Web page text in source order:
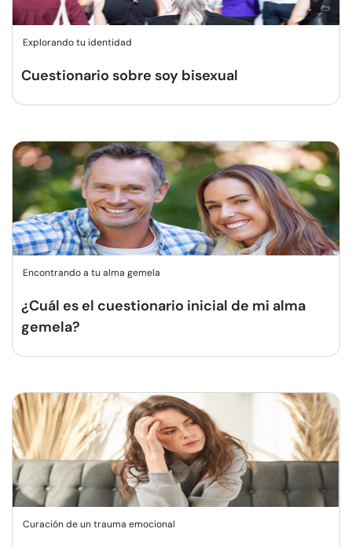
Explorando tu identidad
Cuestionario sobre soy bisexual
Encontrando a tu alma gemela
¿Cuál es el cuestionario inicial de mi alma
gemela?
Curación de un trauma emocional